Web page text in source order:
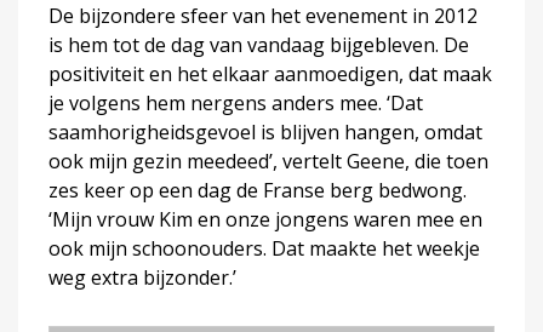
De bijzondere sfeer van het evenement in 2012
is hem tot de dag van vandaag bijgebleven. De
positiviteit en het elkaar aanmoedigen, dat maak
je volgens hem nergens anders mee. ‘Dat
saamhorigheidsgevoel is blijven hangen, omdat
ook mijn gezin meedeed’, vertelt Geene, die toen
zes keer op een dag de Franse berg bedwong.
‘Mijn vrouw Kim en onze jongens waren mee en
ook mijn schoonouders. Dat maakte het weekje
weg extra bijzonder.’